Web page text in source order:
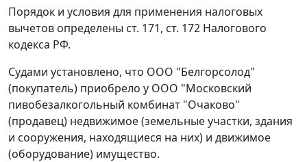
Порядок и условия для применения налоговых
вычетов определены ст. 171, ст. 172 Налогового
кодекса РФ.
Судами установлено, что ООО "Белгорсолод"
(покупатель) приобрело у ООО "Московский
пивобезалкогольный комбинат "Очаково"
(продавец) недвижимое (земельные участки, здания
и сооружения, находящиеся на них) и движимое
(оборудование) имущество.